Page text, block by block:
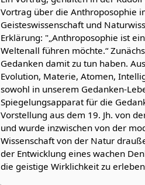
Vortrag über die Anthroposophie
Geisteswissenschaft und
Erklärung: "„Anthroposophie ist
Weltenall führen möchte.“
Gedanken damit zu tun haben.
Evolution, Materie, Atomen,
sowohl in unserem Gedanken-
Spiegelungsapparat für die
Vorstellung aus dem 19. Jh. von
und wurde inzwischen von der
Wissenschaft von der Natur
der Entwicklung eines wachen
die geistige Wirklichkeit zu